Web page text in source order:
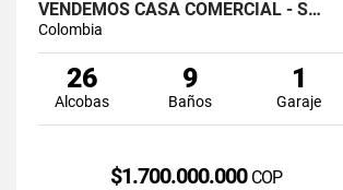
VENDEMOS CASA COMERCIAL - S…
Colombia
26
Alcobas
9
Baños
1
Garaje
$1.700.000.000 COP